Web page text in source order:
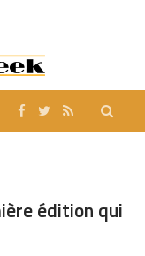
édition qui